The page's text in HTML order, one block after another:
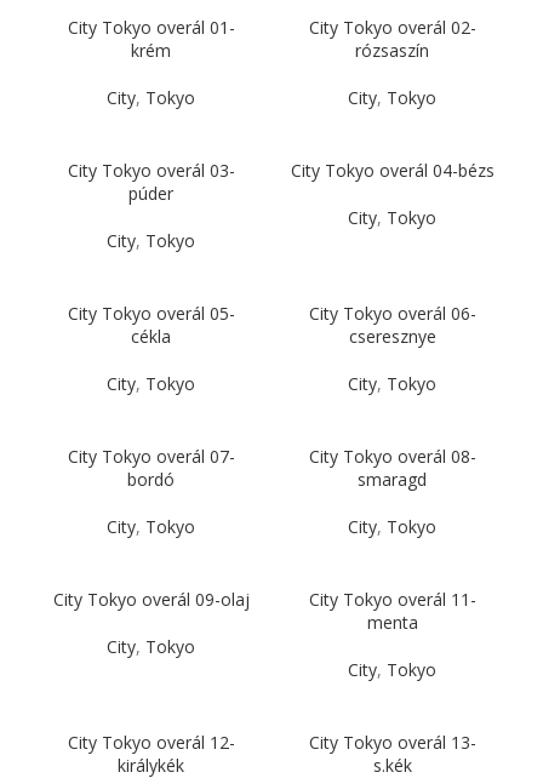
City Tokyo overál 01-
krém
City, Tokyo
City Tokyo overál 02-
rózsaszín
City, Tokyo
City Tokyo overál 03-
púder
City, Tokyo
City Tokyo overál 04-bézs
City, Tokyo
City Tokyo overál 05-
cékla
City, Tokyo
City Tokyo overál 06-
cseresznye
City, Tokyo
City Tokyo overál 07-
bordó
City, Tokyo
City Tokyo overál 08-
smaragd
City, Tokyo
City Tokyo overál 09-olaj
City, Tokyo
City Tokyo overál 11-
menta
City, Tokyo
City Tokyo overál 12-
királykék
City Tokyo overál 13-
s.kék